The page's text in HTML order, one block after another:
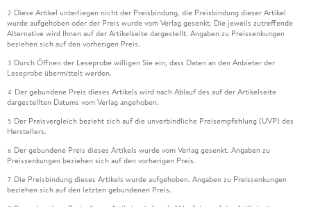
2 Diese Artikel unterliegen nicht der Preisbindung, die Preisbindung dieser Artikel
wurde aufgehoben oder der Preis wurde vom Verlag gesenkt. Die jeweils zutreffende
Alternative wird Ihnen auf der Artikelseite dargestellt. Angaben zu Preissenkungen
beziehen sich auf den vorherigen Preis.
3 Durch Öffnen der Leseprobe willigen Sie ein, dass Daten an den Anbieter der
Leseprobe übermittelt werden.
4 Der gebundene Preis dieses Artikels wird nach Ablauf des auf der Artikelseite
dargestellten Datums vom Verlag angehoben.
5 Der Preisvergleich bezieht sich auf die unverbindliche Preisempfehlung (UVP) des
Herstellers.
6 Der gebundene Preis dieses Artikels wurde vom Verlag gesenkt. Angaben zu
Preissenkungen beziehen sich auf den vorherigen Preis.
7 Die Preisbindung dieses Artikels wurde aufgehoben. Angaben zu Preissenkungen
beziehen sich auf den letzten gebundenen Preis.